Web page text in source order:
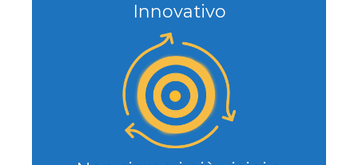
Innovativo